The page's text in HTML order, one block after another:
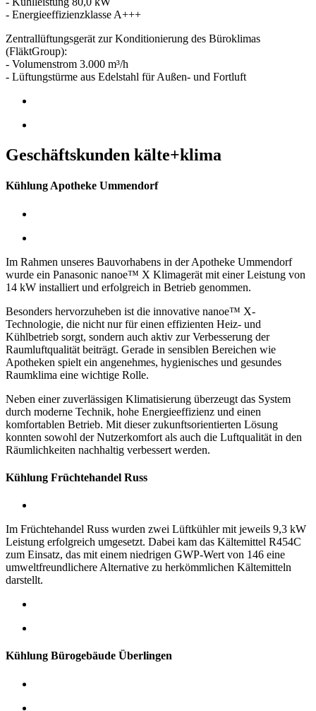
- Energieeffizienzklasse A+++
Zentrallüftungsgerät zur Konditionierung des Büroklimas
(FläktGroup):
- Volumenstrom 3.000 m³/h
- Lüftungstürme aus Edelstahl für Außen- und Fortluft
Geschäftskunden kälte+klima
Kühlung Apotheke Ummendorf
Im Rahmen unseres Bauvorhabens in der Apotheke Ummendorf
wurde ein Panasonic nanoe™ X Klimagerät mit einer Leistung von
14 kW installiert und erfolgreich in Betrieb genommen.
Besonders hervorzuheben ist die innovative nanoe™ X-
Technologie, die nicht nur für einen effizienten Heiz- und
Kühlbetrieb sorgt, sondern auch aktiv zur Verbesserung der
Raumluftqualität beiträgt. Gerade in sensiblen Bereichen wie
Apotheken spielt ein angenehmes, hygienisches und gesundes
Raumklima eine wichtige Rolle.
Neben einer zuverlässigen Klimatisierung überzeugt das System
durch moderne Technik, hohe Energieeffizienz und einen
komfortablen Betrieb. Mit dieser zukunftsorientierten Lösung
konnten sowohl der Nutzerkomfort als auch die Luftqualität in den
Räumlichkeiten nachhaltig verbessert werden.
Kühlung Früchtehandel Russ
Im Früchtehandel Russ wurden zwei Lüftkühler mit jeweils 9,3 kW
Leistung erfolgreich umgesetzt. Dabei kam das Kältemittel R454C
zum Einsatz, das mit einem niedrigen GWP-Wert von 146 eine
umweltfreundlichere Alternative zu herkömmlichen Kältemitteln
darstellt.
Kühlung Bürogebäude Überlingen